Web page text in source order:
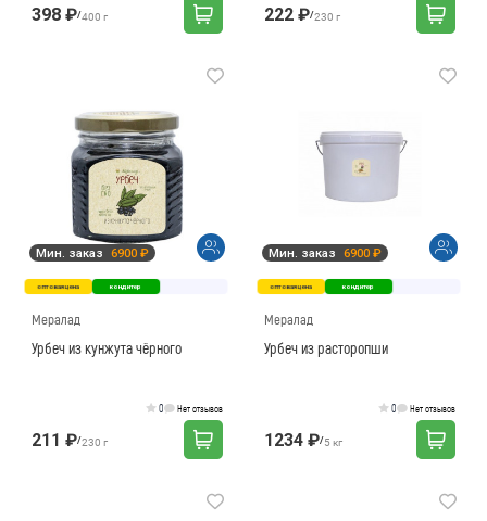
398 ₽/400 г 222 ₽/230 г
Мин. заказ 6900 ₽
оптовая цена кондитер
Мералад
Урбеч из кунжута чёрного
0 Нет отзывов
211 ₽/230 г
Мин. заказ 6900 ₽
оптовая цена кондитер
Мералад
Урбеч из расторопши
0 Нет отзывов
1234 ₽/5 кг